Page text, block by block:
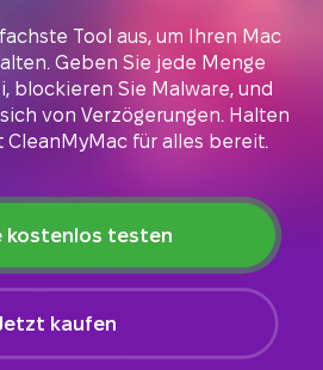
Tool aus, um Ihren Mac
Geben Sie jede Menge
blockieren Sie Malware, und
von Verzögerungen. Halten
CleanMyMac für alles bereit.
kostenlos testen
kaufen